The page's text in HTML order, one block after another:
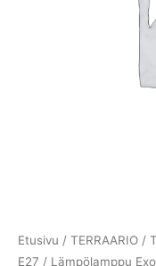
Etusivu / TERRAARIO /
E27 / Lämpölamppu